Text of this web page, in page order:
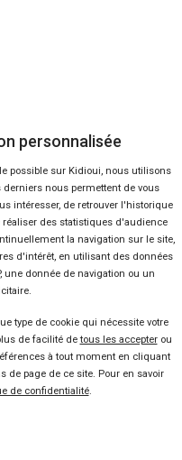
personnalisée
possible sur Kidioui, nous utilisons
nous permettent de vous
intéresser, de retrouver l'historique
des statistiques d'audience
la navigation sur le site,
d'intérêt, en utilisant des données
donnée de navigation ou un
type de cookie qui nécessite votre
de facilité detous les accepterou
à tout moment en cliquant
de page de ce site. Pour en savoir
de confidentialité.